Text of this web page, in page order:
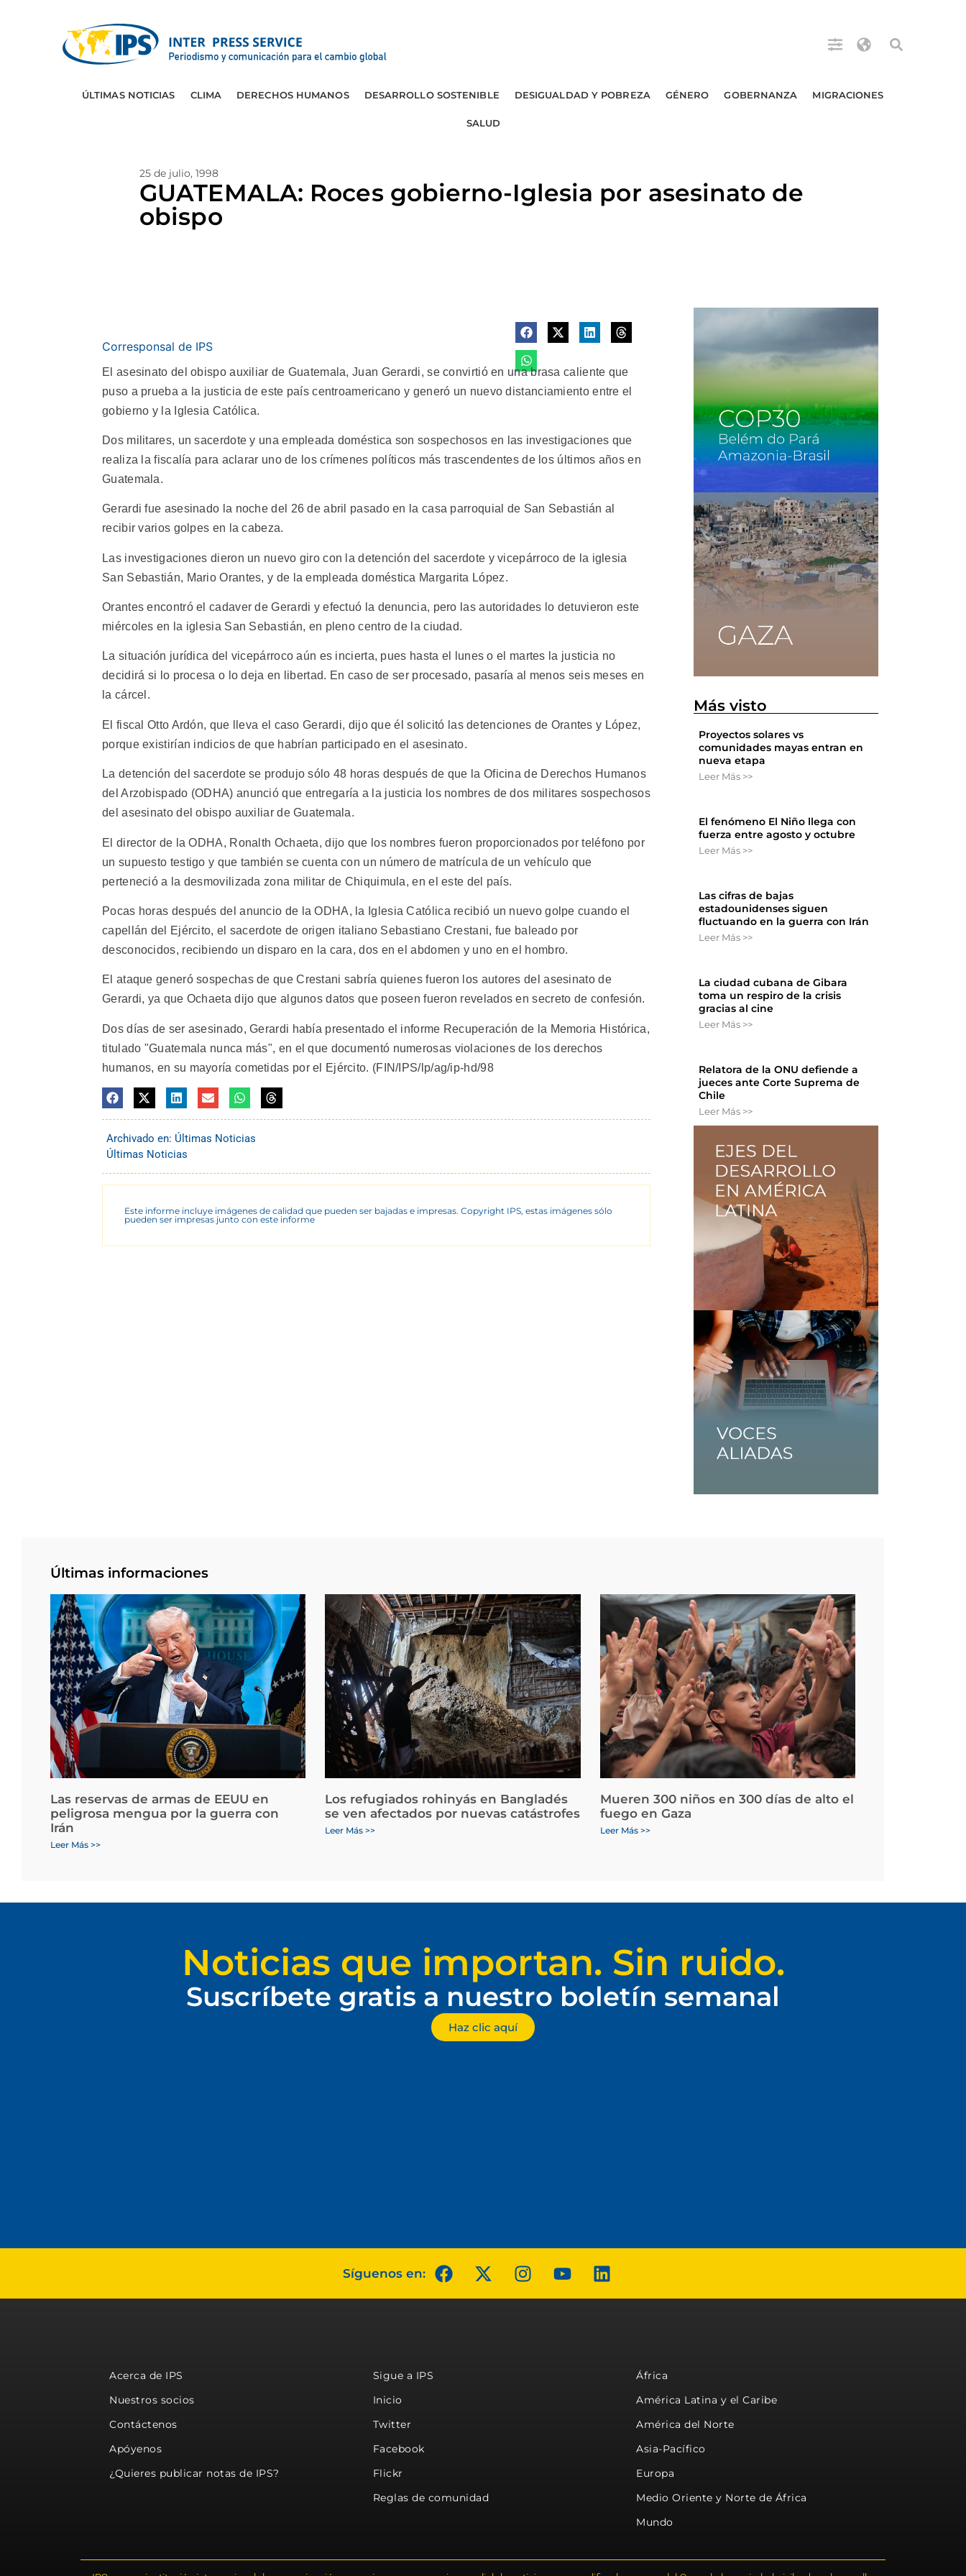
ÚLTIMAS NOTICIAS CLIMA DERECHOS HUMANOS DESARROLLO SOSTENIBLE DESIGUALDAD Y POBREZA GÉNERO GOBERNANZA MIGRACIONES
SALUD
25 de julio, 1998
GUATEMALA: Roces gobierno-Iglesia por asesinato de
obispo
Corresponsal de IPS
El asesinato del obispo auxiliar de Guatemala, Juan Gerardi, se convirtió en una brasa caliente que
puso a prueba a la justicia de este país centroamericano y generó un nuevo distanciamiento entre el
gobierno y la Iglesia Católica.
Dos militares, un sacerdote y una empleada doméstica son sospechosos en las investigaciones que
realiza la fiscalía para aclarar uno de los crímenes políticos más trascendentes de los últimos años en
Guatemala.
Gerardi fue asesinado la noche del 26 de abril pasado en la casa parroquial de San Sebastián al
recibir varios golpes en la cabeza.
Las investigaciones dieron un nuevo giro con la detención del sacerdote y vicepárroco de la iglesia
San Sebastián, Mario Orantes, y de la empleada doméstica Margarita López.
Orantes encontró el cadaver de Gerardi y efectuó la denuncia, pero las autoridades lo detuvieron este
miércoles en la iglesia San Sebastián, en pleno centro de la ciudad.
La situación jurídica del vicepárroco aún es incierta, pues hasta el lunes o el martes la justicia no
decidirá si lo procesa o lo deja en libertad. En caso de ser procesado, pasaría al menos seis meses en
la cárcel.
El fiscal Otto Ardón, que lleva el caso Gerardi, dijo que él solicitó las detenciones de Orantes y López,
porque existirían indicios de que habrían participado en el asesinato.
La detención del sacerdote se produjo sólo 48 horas después de que la Oficina de Derechos Humanos
del Arzobispado (ODHA) anunció que entregaría a la justicia los nombres de dos militares sospechosos
del asesinato del obispo auxiliar de Guatemala.
El director de la ODHA, Ronalth Ochaeta, dijo que los nombres fueron proporcionados por teléfono por
un supuesto testigo y que también se cuenta con un número de matrícula de un vehículo que
perteneció a la desmovilizada zona militar de Chiquimula, en el este del país.
Pocas horas después del anuncio de la ODHA, la Iglesia Católica recibió un nuevo golpe cuando el
capellán del Ejército, el sacerdote de origen italiano Sebastiano Crestani, fue baleado por
desconocidos, recibiendo un disparo en la cara, dos en el abdomen y uno en el hombro.
El ataque generó sospechas de que Crestani sabría quienes fueron los autores del asesinato de
Gerardi, ya que Ochaeta dijo que algunos datos que poseen fueron revelados en secreto de confesión.
Dos días de ser asesinado, Gerardi había presentado el informe Recuperación de la Memoria Histórica,
titulado "Guatemala nunca más", en el que documentó numerosas violaciones de los derechos
humanos, en su mayoría cometidas por el Ejército. (FIN/IPS/lp/ag/ip-hd/98
Archivado en: Últimas Noticias
Últimas Noticias
Este informe incluye imágenes de calidad que pueden ser bajadas e impresas. Copyright IPS, estas imágenes sólo
pueden ser impresas junto con este informe
Más visto
Proyectos solares vs
comunidades mayas entran en
nueva etapa
Leer Más >>
El fenómeno El Niño llega con
fuerza entre agosto y octubre
Leer Más >>
Las cifras de bajas
estadounidenses siguen
fluctuando en la guerra con Irán
Leer Más >>
La ciudad cubana de Gibara
toma un respiro de la crisis
gracias al cine
Leer Más >>
Relatora de la ONU defiende a
jueces ante Corte Suprema de
Chile
Leer Más >>
Últimas informaciones
Las reservas de armas de EEUU en
peligrosa mengua por la guerra con
Irán
Leer Más >>
Los refugiados rohinyás en Bangladés
se ven afectados por nuevas catástrofes
Leer Más >>
Mueren 300 niños en 300 días de alto el
fuego en Gaza
Leer Más >>
Noticias que importan. Sin ruido.
Suscríbete gratis a nuestro boletín semanal
Haz clic aquí
Síguenos en:
Acerca de IPS
Nuestros socios
Contáctenos
Apóyenos
¿Quieres publicar notas de IPS?
Sigue a IPS
Inicio
Twitter
Facebook
Flickr
Reglas de comunidad
África
América Latina y el Caribe
América del Norte
Asia-Pacífico
Europa
Medio Oriente y Norte de África
Mundo